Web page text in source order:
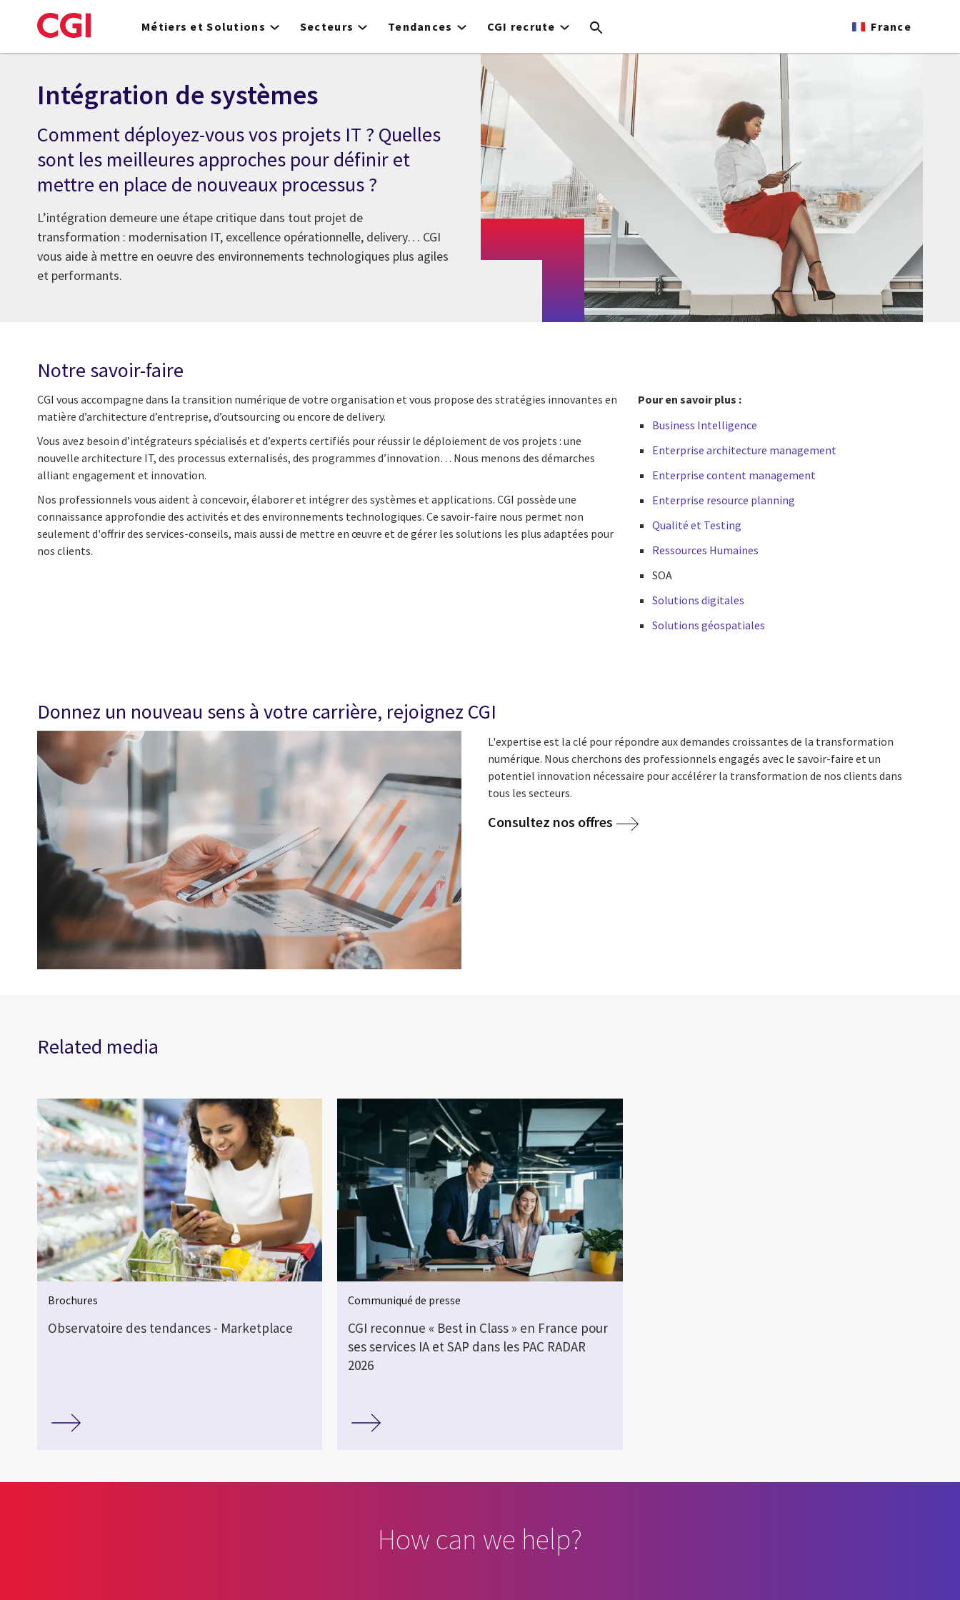
to
Métiers et Solutions Secteurs Tendances CGI recrute France
Intégration de systèmes
Comment déployez-vous vos projets IT ? Quelles
sont les meilleures approches pour définir et
mettre en place de nouveaux processus ?
L’intégration demeure une étape critique dans tout projet de
transformation : modernisation IT, excellence opérationnelle, delivery… CGI
vous aide à mettre en oeuvre des environnements technologiques plus agiles
et performants.
Notre savoir-faire
CGI vous accompagne dans la transition numérique de votre organisation et vous propose des stratégies innovantes en
matière d’architecture d’entreprise, d’outsourcing ou encore de delivery.
Vous avez besoin d’intégrateurs spécialisés et d’experts certifiés pour réussir le déploiement de vos projets : une
nouvelle architecture IT, des processus externalisés, des programmes d’innovation… Nous menons des démarches
alliant engagement et innovation.
Nos professionnels vous aident à concevoir, élaborer et intégrer des systèmes et applications. CGI possède une
connaissance approfondie des activités et des environnements technologiques. Ce savoir-faire nous permet non
seulement d'offrir des services-conseils, mais aussi de mettre en œuvre et de gérer les solutions les plus adaptées pour
nos clients.
Pour en savoir plus :
Business Intelligence
Enterprise architecture management
Enterprise content management
Enterprise resource planning
Qualité et Testing
Ressources Humaines
SOA
Solutions digitales
Solutions géospatiales
Donnez un nouveau sens à votre carrière, rejoignez CGI
L'expertise est la clé pour répondre aux demandes croissantes de la transformation
numérique. Nous cherchons des professionnels engagés avec le savoir-faire et un
potentiel innovation nécessaire pour accélérer la transformation de nos clients dans
tous les secteurs.
Consultez nos offres
Related media
Brochures
Observatoire des tendances - Marketplace
Communiqué de presse
CGI reconnue « Best in Class » en France pour
ses services IA et SAP dans les PAC RADAR
2026
How can we help?